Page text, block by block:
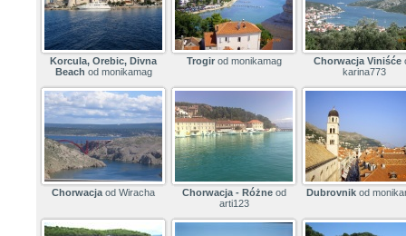
Korcula, Orebic, Divna
Beach od monikamag
Trogirod monikamag Chorwacja Viniśće
karina773
Chorwacja od Wiracha Chorwacja - Różneod
arti123
Dubrovnikod